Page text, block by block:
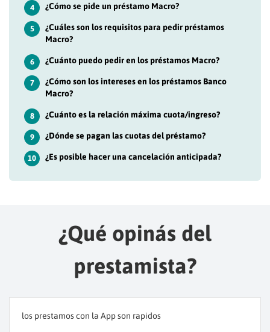
4 ¿Cómo se pide un préstamo Macro?
5
¿Cuáles son los requisitos para pedir préstamos
Macro?
6 ¿Cuánto puedo pedir en los préstamos Macro?
7
¿Cómo son los intereses en los préstamos Banco
Macro?
8 ¿Cuánto es la relación máxima cuota/ingreso?
9 ¿Dónde se pagan las cuotas del préstamo?
10 ¿Es posible hacer una cancelación anticipada?
¿Qué opinás del
prestamista?
los prestamos con la App son rapidos